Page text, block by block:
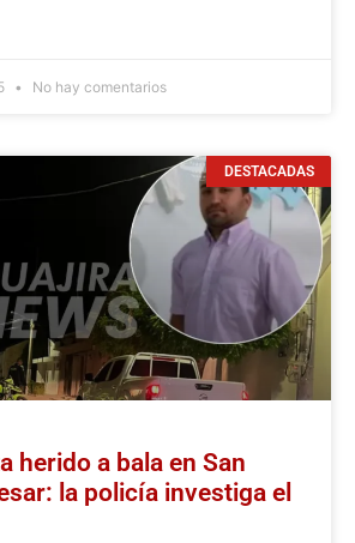
No hay comentarios
DESTACADAS
herido a bala en San
la policía investiga el